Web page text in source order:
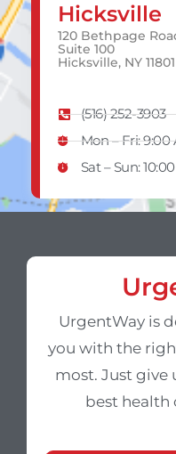
Hicksville
120 Bethpage
Suite 100
Hicksville, NY 11801
(516) 252-3903
Mon – Fri:
Sat – Sun​:
UrgentWay is
you with the
most. Just give
best health